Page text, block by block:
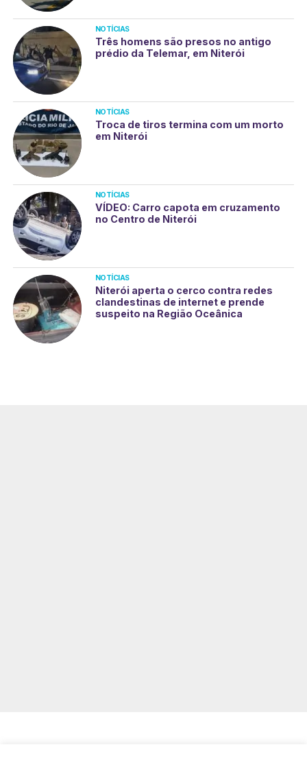
NOTÍCIAS
Três homens são presos no antigo
prédio da Telemar, em Niterói
NOTÍCIAS
Troca de tiros termina com um morto
em Niterói
NOTÍCIAS
VÍDEO: Carro capota em cruzamento
no Centro de Niterói
NOTÍCIAS
Niterói aperta o cerco contra redes
clandestinas de internet e prende
suspeito na Região Oceânica